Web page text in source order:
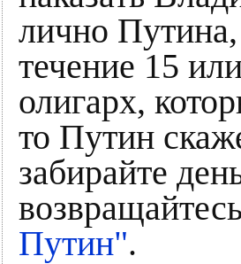
лично
течение 15
олигарх,
то Путин
забирайте
Путин".